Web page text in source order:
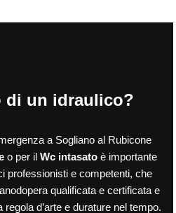
di un idraulico?
a Sogliano al Rubicone
o per il Wc intasato è importante
professionisti e competenti, che
qualificata e certificata e
d’arte e durature nel tempo.